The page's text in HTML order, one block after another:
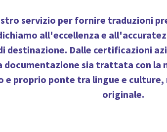
servizio per fornire traduzioni
all'eccellenza e
Dalle certificazioni
documentazione sia trattata con
e proprio ponte tra lingue e
originale.